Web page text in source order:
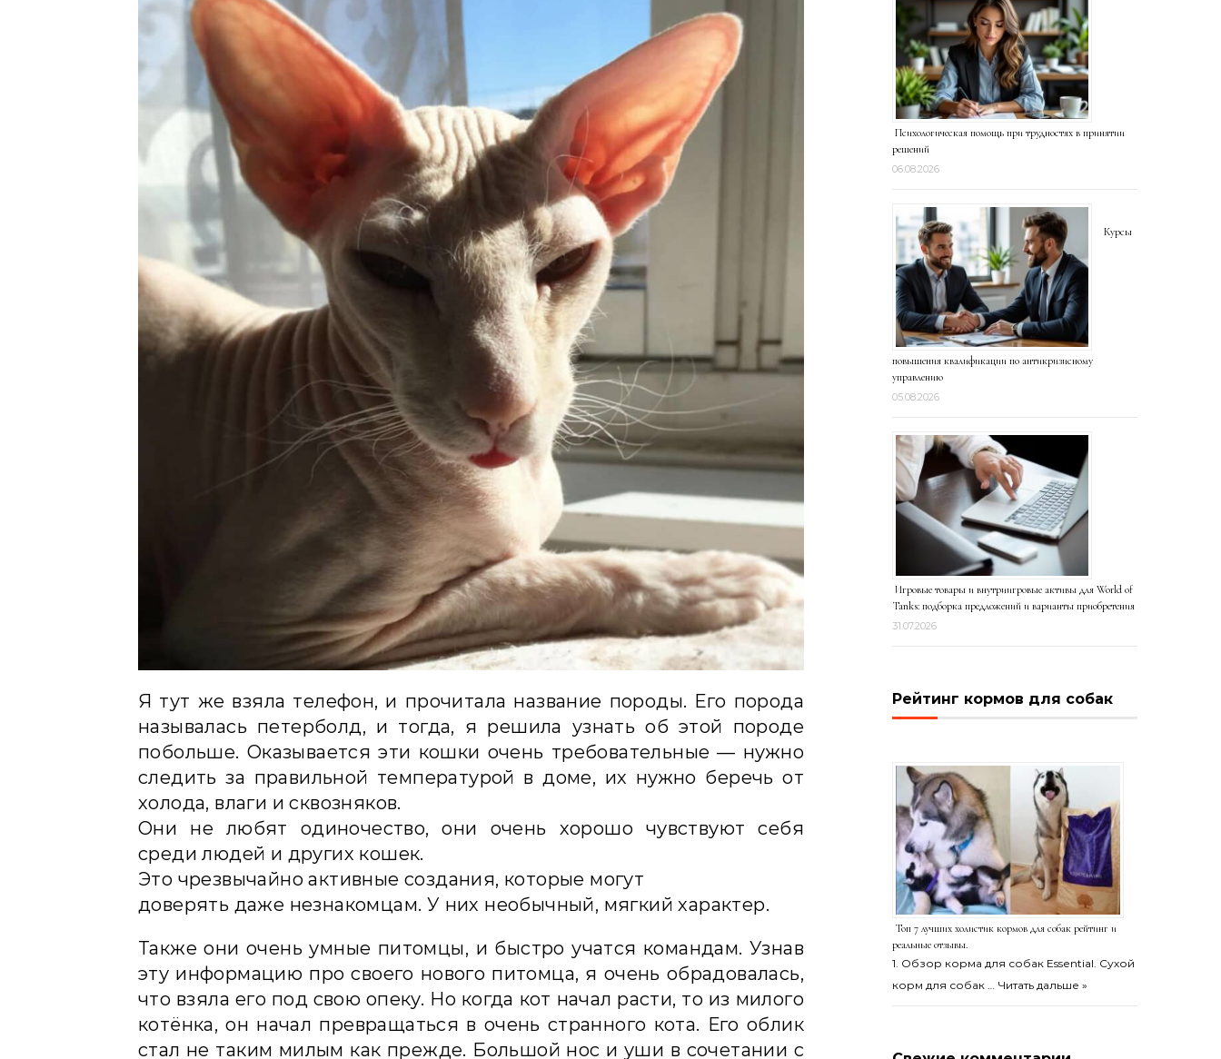
Я тут же взяла телефон, и прочитала название породы. Его порода
называлась петерболд, и тогда, я решила узнать об этой породе
побольше. Оказывается эти кошки очень требовательные — нужно
следить за правильной температурой в доме, их нужно беречь от
холода, влаги и сквозняков.
Они не любят одиночество, они очень хорошо чувствуют себя
среди людей и других кошек.
Это чрезвычайно активные создания, которые могут
доверять даже незнакомцам. У них необычный, мягкий характер.
Также они очень умные питомцы, и быстро учатся командам. Узнав
эту информацию про своего нового питомца, я очень обрадовалась,
что взяла его под свою опеку. Но когда кот начал расти, то из милого
котёнка, он начал превращаться в очень странного кота. Его облик
стал не таким милым как прежде. Большой нос и уши в сочетании с
Психологическая помощь при трудностях в принятии
решений
06.08.2026
Курсы
повышения квалификации по антикризисному
управлению
05.08.2026
Игровые товары и внутриигровые активы для World of
Tanks: подборка предложений и варианты приобретения
31.07.2026
Рейтинг кормов для собак
Топ 7 лучших холистик кормов для собак рейтинг и
реальные отзывы.
1. Обзор корма для собак Essential. Сухой
корм для собак … Читать дальше »